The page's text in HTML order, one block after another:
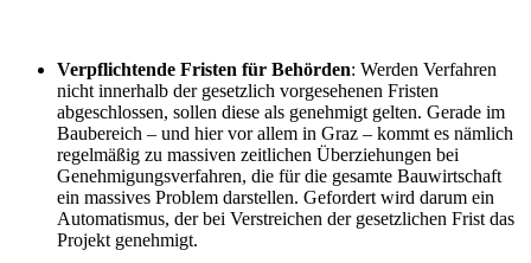
Verpflichtende Fristen für Behörden: Werden Verfahren
nicht innerhalb der gesetzlich vorgesehenen Fristen
abgeschlossen, sollen diese als genehmigt gelten. Gerade im
Baubereich – und hier vor allem in Graz – kommt es nämlich
regelmäßig zu massiven zeitlichen Überziehungen bei
Genehmigungsverfahren, die für die gesamte Bauwirtschaft
ein massives Problem darstellen. Gefordert wird darum ein
Automatismus, der bei Verstreichen der gesetzlichen Frist das
Projekt genehmigt.